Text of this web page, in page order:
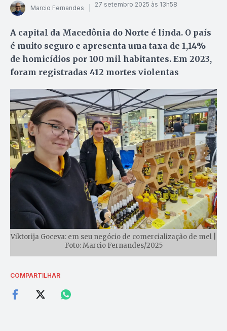
Marcio Fernandes 27 setembro 2025 às 13h58
A capital da Macedônia do Norte é linda. O país
é muito seguro e apresenta uma taxa de 1,14%
de homicídios por 100 mil habitantes. Em 2023,
foram registradas 412 mortes violentas
Viktorija Goceva: em seu negócio de comercialização de mel |
Foto: Marcio Fernandes/2025
COMPARTILHAR